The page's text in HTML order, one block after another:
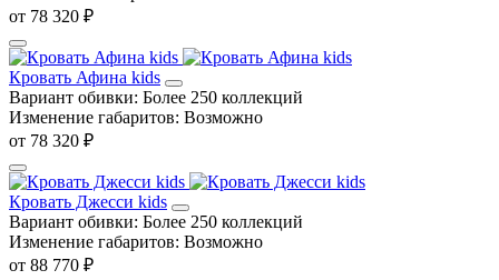
от 78 320 ₽
Кровать Афина kids
Вариант обивки: Более 250 коллекций
Изменение габаритов: Возможно
от 78 320 ₽
Кровать Джесси kids
Вариант обивки: Более 250 коллекций
Изменение габаритов: Возможно
от 88 770 ₽